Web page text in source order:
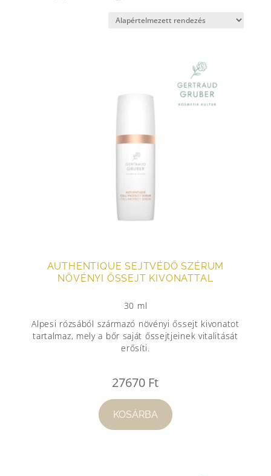
AUTHENTIQUE SEJTVÉDŐ SZÉRUM
NÖVÉNYI ŐSSEJT KIVONATTAL
30 ml
Alpesi rózsából származó növényi őssejt kivonatot
tartalmaz, mely a bőr saját őssejtjeinek vitalitását
erősíti.
27670 Ft
KOSÁRBA